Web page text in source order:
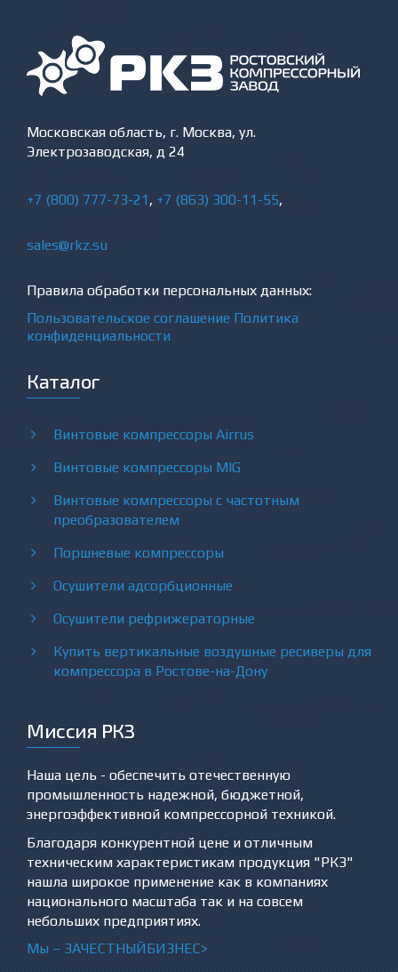
Московская область, г. Москва, ул.
Электрозаводская, д 24
+7 (800) 777-73-21, +7 (863) 300-11-55,
sales@rkz.su
Правила обработки персональных данных:
Пользовательское соглашение Политика
конфиденциальности
Каталог
Винтовые компрессоры Airrus
Винтовые компрессоры MIG
Винтовые компрессоры с частотным
преобразователем
Поршневые компрессоры
Осушители адсорбционные
Осушители рефрижераторные
Купить вертикальные воздушные ресиверы для
компрессора в Ростове-на-Дону
Миссия РКЗ
Наша цель - обеспечить отечественную
промышленность надежной, бюджетной,
энергоэффективной компрессорной техникой.
Благодаря конкурентной цене и отличным
техническим характеристикам продукция "РКЗ"
нашла широкое применение как в компаниях
национального масштаба так и на совсем
небольших предприятиях.
Мы – ЗАЧЕСТНЫЙБИЗНЕС>